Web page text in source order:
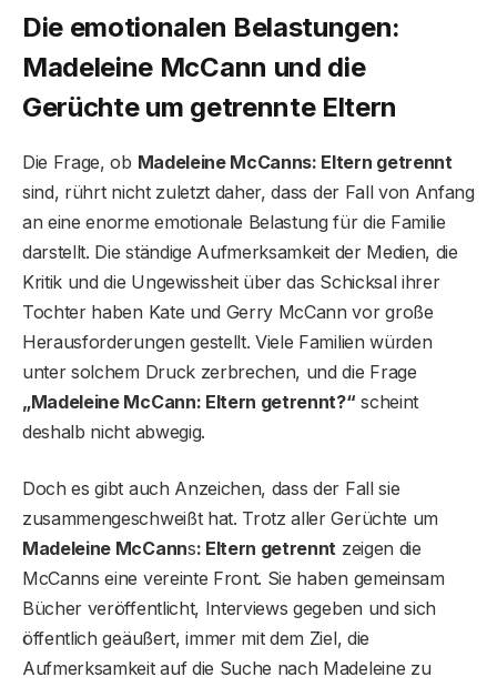
Die emotionalen Belastungen:
Madeleine McCann und die
Gerüchte um getrennte Eltern
Die Frage, ob Madeleine McCanns: Eltern getrennt
sind, rührt nicht zuletzt daher, dass der Fall von Anfang
an eine enorme emotionale Belastung für die Familie
darstellt. Die ständige Aufmerksamkeit der Medien, die
Kritik und die Ungewissheit über das Schicksal ihrer
Tochter haben Kate und Gerry McCann vor große
Herausforderungen gestellt. Viele Familien würden
unter solchem Druck zerbrechen, und die Frage
„Madeleine McCann: Eltern getrennt?“ scheint
deshalb nicht abwegig.
Doch es gibt auch Anzeichen, dass der Fall sie
zusammengeschweißt hat. Trotz aller Gerüchte um
Madeleine McCanns: Eltern getrennt zeigen die
McCanns eine vereinte Front. Sie haben gemeinsam
Bücher veröffentlicht, Interviews gegeben und sich
öffentlich geäußert, immer mit dem Ziel, die
Aufmerksamkeit auf die Suche nach Madeleine zu